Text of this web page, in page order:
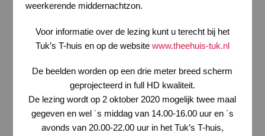
weerkerende middernachtzon.
Voor informatie over de lezing kunt u terecht bij het
Tuk’s T-huis en op de website www.theehuis-tuk.nl
De beelden worden op een drie meter breed scherm
geprojecteerd in full HD kwaliteit.
De lezing wordt op 2 oktober 2020 mogelijk twee maal
gegeven en wel ´s middag van 14.00-16.00 uur en ´s
avonds van 20.00-22.00 uur in het Tuk’s T-huis,